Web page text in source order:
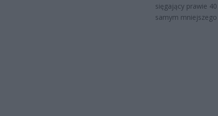
sięgający prawie
samym